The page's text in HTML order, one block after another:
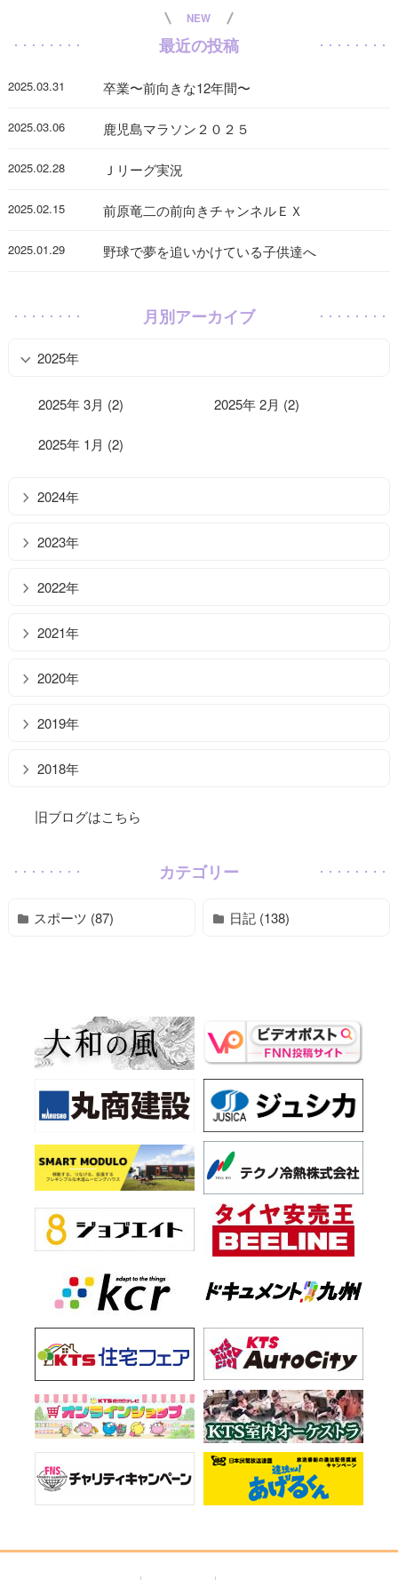
NEW
最近の投稿
2025.03.31 卒業〜前向きな12年間〜
2025.03.06 鹿児島マラソン２０２５
2025.02.28 Ｊリーグ実況
2025.02.15 前原竜二の前向きチャンネルＥＸ
2025.01.29 野球で夢を追いかけている子供達へ
月別アーカイブ
2025年
2025年 3月 (2) 2025年 2月 (2)
2025年 1月 (2)
2024年
2023年
2022年
2021年
2020年
2019年
2018年
旧ブログはこちら
カテゴリー
スポーツ (87) 日記 (138)